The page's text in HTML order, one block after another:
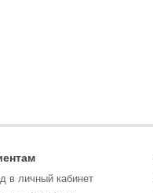
в личный кабинет